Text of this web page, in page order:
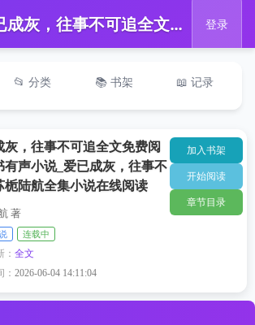
📖 爱已成灰，往事不可追全文免费阅读听书有声小说_爱已成灰，往事不可追苏栀陆航全集小说在线阅读 登录
📂 分类 📚 书架 📖 记录
灰，往事不可追全文免费阅
有声小说_爱已成灰，往事不
栀陆航全集小说在线阅读
著
连载中
：全文
：2026-06-04 14:11:04
加入书架
开始阅读
章节目录